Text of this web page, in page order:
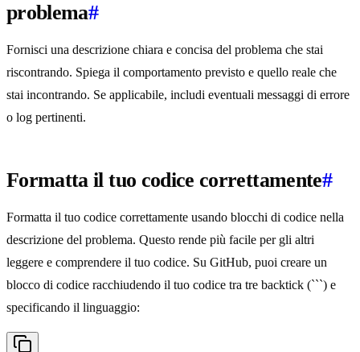
problema#
Fornisci una descrizione chiara e concisa del problema che stai
riscontrando. Spiega il comportamento previsto e quello reale che
stai incontrando. Se applicabile, includi eventuali messaggi di errore
o log pertinenti.
Formatta il tuo codice correttamente#
Formatta il tuo codice correttamente usando blocchi di codice nella
descrizione del problema. Questo rende più facile per gli altri
leggere e comprendere il tuo codice. Su GitHub, puoi creare un
blocco di codice racchiudendo il tuo codice tra tre backtick (```) e
specificando il linguaggio: